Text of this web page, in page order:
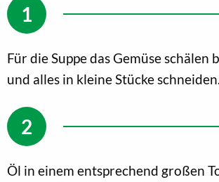
Für die Suppe das Gemüse schälen
und alles in kleine Stücke schneiden.
Öl in einem entsprechend großen